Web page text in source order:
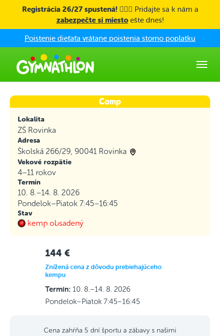
Skip to main content
Registrácia 26/27 spustená! 🤸🏼‍♀️ Pridajte sa k nám a
zabezpečte si miestoešte dnes!
Poistenie dieťaťa vrátane poistenia storno poplatku
Lokalita
ZŠ Rovinka
Adresa
Školská 266/29, 90041 Rovinka
Vekové rozpätie
4–11 rokov
Termín
10. 8.–14. 8. 2026
Pondelok–Piatok 7:45–16:45
Stav
kemp obsadený
144 €
Znížená cena z dôvodu prebiehajúceho
kempu
Termín: 10. 8.–14. 8. 2026
Pondelok–Piatok 7:45–16:45
Cena zahŕňa 5 dní športu a zábavy s našimi